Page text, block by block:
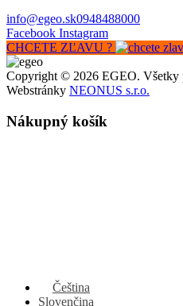
info@egeo.sk0948488000
Facebook Instagram
CHCETE ZĽAVU ?
Copyright © 2026 EGEO. Všetky
Webstránky NEONUS s.r.o.
Nákupný košík
Čeština
Slovenčina